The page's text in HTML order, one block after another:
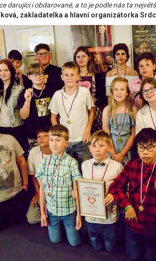
darující i obdarované, a to je podle nás ta
zakladatelka a hlavní organizátorka